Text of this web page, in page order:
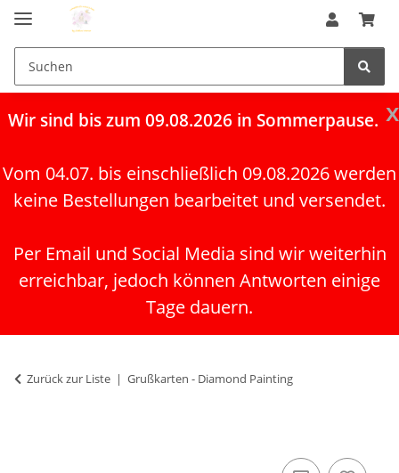
x
Wir sind bis zum 09.08.2026 in Sommerpause.
Vom 04.07. bis einschließlich 09.08.2026 werden
keine Bestellungen bearbeitet und versendet.
Per Email und Social Media sind wir weiterhin
erreichbar, jedoch können Antworten einige
Tage dauern.
Zurück zur Liste Grußkarten - Diamond Painting